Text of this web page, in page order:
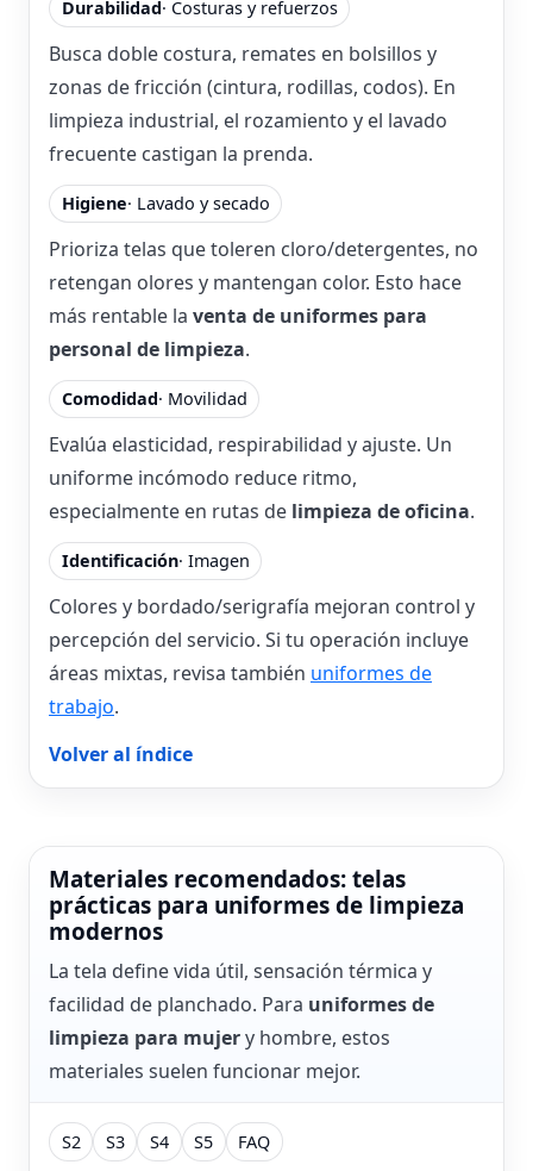
Durabilidad· Costuras y refuerzos
Busca doble costura, remates en bolsillos y
zonas de fricción (cintura, rodillas, codos). En
limpieza industrial, el rozamiento y el lavado
frecuente castigan la prenda.
Higiene· Lavado y secado
Prioriza telas que toleren cloro/detergentes, no
retengan olores y mantengan color. Esto hace
más rentable la venta de uniformes para
personal de limpieza.
Comodidad· Movilidad
Evalúa elasticidad, respirabilidad y ajuste. Un
uniforme incómodo reduce ritmo,
especialmente en rutas de limpieza de oficina.
Identificación· Imagen
Colores y bordado/serigrafía mejoran control y
percepción del servicio. Si tu operación incluye
áreas mixtas, revisa también uniformes de
trabajo.
Volver al índice
Materiales recomendados: telas
prácticas para uniformes de limpieza
modernos
La tela define vida útil, sensación térmica y
facilidad de planchado. Para uniformes de
limpieza para mujery hombre, estos
materiales suelen funcionar mejor.
S2 S3 S4 S5 FAQ